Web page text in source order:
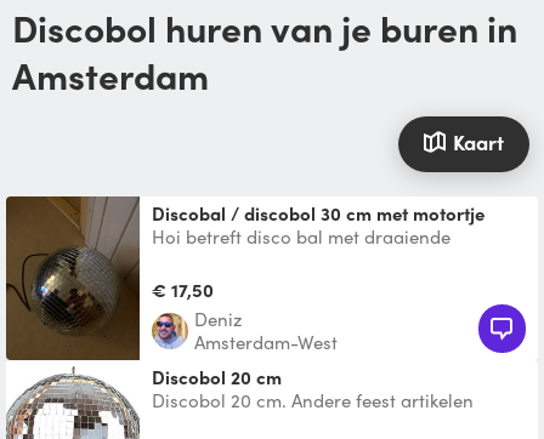
Discobol huren van je buren in
Amsterdam
Kaart
Discobal / discobol 30 cm met motortje
Hoi betreft disco bal met draaiende
:0653807772
€ 17,50
Deniz
Amsterdam-West
Discobol 20 cm
Discobol 20 cm. Andere feest artikelen